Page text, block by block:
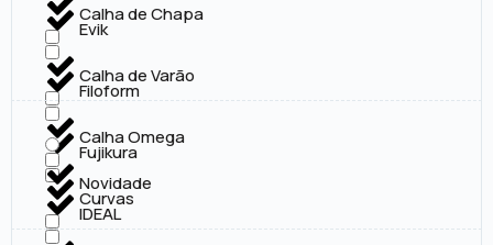
Calha de Chapa
Calha de Varão
Calha Omega
Curvas
Evik
Filoform
Fujikura
IDEAL
Novidade